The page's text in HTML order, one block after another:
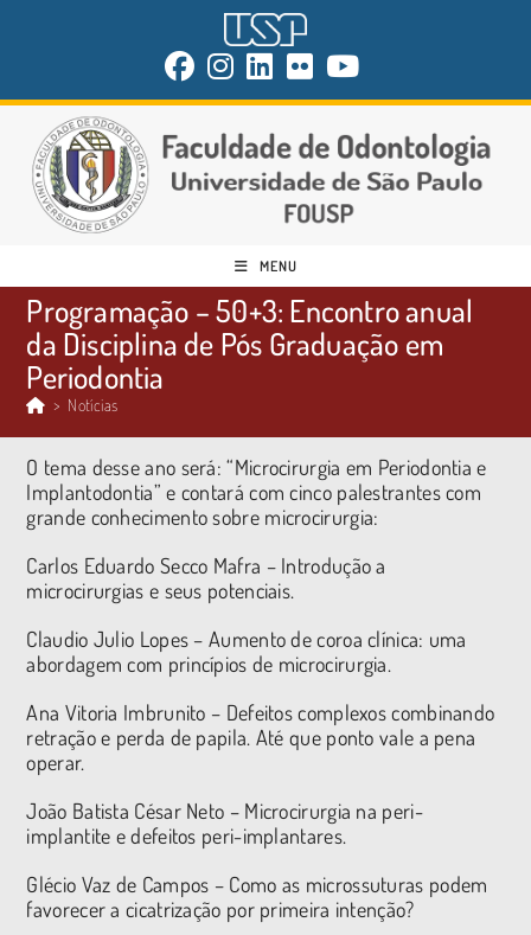
MENU
Programação – 50+3: Encontro anual
da Disciplina de Pós Graduação em
Periodontia
> Notícias
O tema desse ano será: “Microcirurgia em Periodontia e
Implantodontia” e contará com cinco palestrantes com
grande conhecimento sobre microcirurgia:
Carlos Eduardo Secco Mafra – Introdução a
microcirurgias e seus potenciais.
Claudio Julio Lopes – Aumento de coroa clínica: uma
abordagem com princípios de microcirurgia.
Ana Vitoria Imbrunito – Defeitos complexos combinando
retração e perda de papila. Até que ponto vale a pena
operar.
João Batista César Neto – Microcirurgia na peri-
implantite e defeitos peri-implantares.
Glécio Vaz de Campos – Como as microssuturas podem
favorecer a cicatrização por primeira intenção?